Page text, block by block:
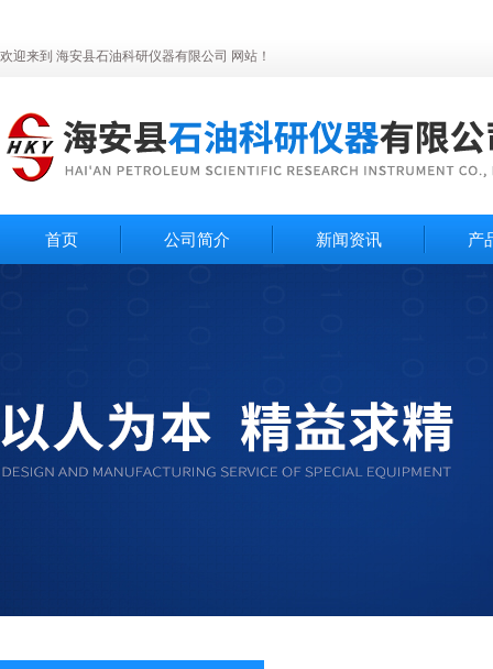
欢迎来到 海安县石油科研仪器有限公司 网站！
首页 公司简介 新闻资讯 产